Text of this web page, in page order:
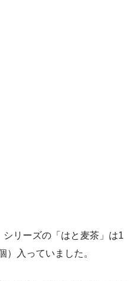
リーズの「はと麦茶」は1
）入っていました。